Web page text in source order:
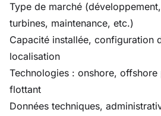
Type de marché
turbines, maintenance, etc.)
Capacité installée, configuration
localisation
Technologies : onshore,
flottant
Données techniques,